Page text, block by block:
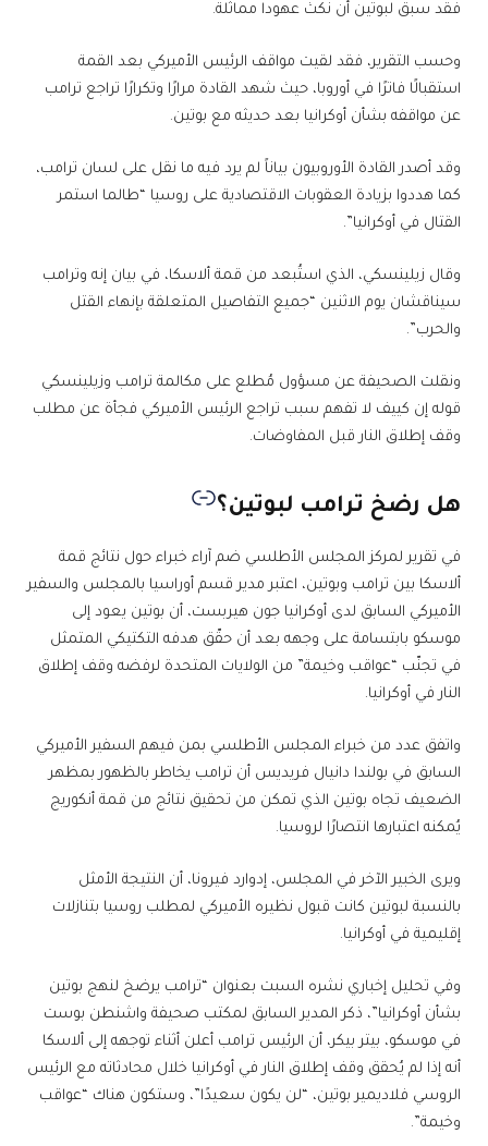
فقد سبق لبوتين أن نكث عهودا مماثلة.
وحسب التقرير، فقد لقيت مواقف الرئيس الأميركي بعد القمة
استقبالًا فاترًا في أوروبا، حيث شهد القادة مرارًا وتكرارًا تراجع ترامب
عن مواقفه بشأن أوكرانيا بعد حديثه مع بوتين.
وقد أصدر القادة الأوروبيون بياناً لم يرد فيه ما نقل على لسان ترامب،
كما هددوا بزيادة العقوبات الاقتصادية على روسيا “طالما استمر
القتال في أوكرانيا”.
وقال زيلينسكي، الذي استُبعد من قمة ألاسكا، في بيان إنه وترامب
سيناقشان يوم الاثنين “جميع التفاصيل المتعلقة بإنهاء القتل
والحرب”.
ونقلت الصحيفة عن مسؤول مُطلع على مكالمة ترامب وزيلينسكي
قوله إن كييف لا تفهم سبب تراجع الرئيس الأميركي فجأة عن مطلب
وقف إطلاق النار قبل المفاوضات.
هل رضخ ترامب لبوتين؟
في تقرير لمركز المجلس الأطلسي ضم آراء خبراء حول نتائج قمة
ألاسكا بين ترامب وبوتين، اعتبر مدير قسم أوراسيا بالمجلس والسفير
الأميركي السابق لدى أوكرانيا جون هيربست، أن بوتين يعود إلى
موسكو بابتسامة على وجهه بعد أن حقّق هدفه التكتيكي المتمثل
في تجنّب “عواقب وخيمة” من الولايات المتحدة لرفضه وقف إطلاق
النار في أوكرانيا.
واتفق عدد من خبراء المجلس الأطلسي بمن فيهم السفير الأميركي
السابق في بولندا دانيال فريديس أن ترامب يخاطر بالظهور بمظهر
الضعيف تجاه بوتين الذي تمكن من تحقيق نتائج من قمة أنكوريج
يُمكنه اعتبارها انتصارًا لروسيا.
ويرى الخبير الآخر في المجلس، إدوارد فيرونا، أن النتيجة الأمثل
بالنسبة لبوتين كانت قبول نظيره الأميركي لمطلب روسيا بتنازلات
إقليمية في أوكرانيا.
وفي تحليل إخباري نشره السبت بعنوان “ترامب يرضخ لنهج بوتين
بشأن أوكرانيا”، ذكر المدير السابق لمكتب صحيفة واشنطن بوست
في موسكو، بيتر بيكر، أن الرئيس ترامب أعلن أثناء توجهه إلى ألاسكا
أنه إذا لم يُحقق وقف إطلاق النار في أوكرانيا خلال محادثاته مع الرئيس
الروسي فلاديمير بوتين، “لن يكون سعيدًا”، وستكون هناك “عواقب
وخيمة”.